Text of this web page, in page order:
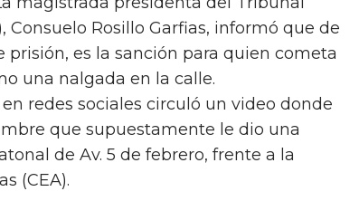
Consuelo Rosillo Garfias, informó que de
prisión, es la sanción para quien cometa
una nalgada en la calle.
redes sociales circuló un video donde
que supuestamente le dio una
de Av. 5 de febrero, frente a la
(CEA).